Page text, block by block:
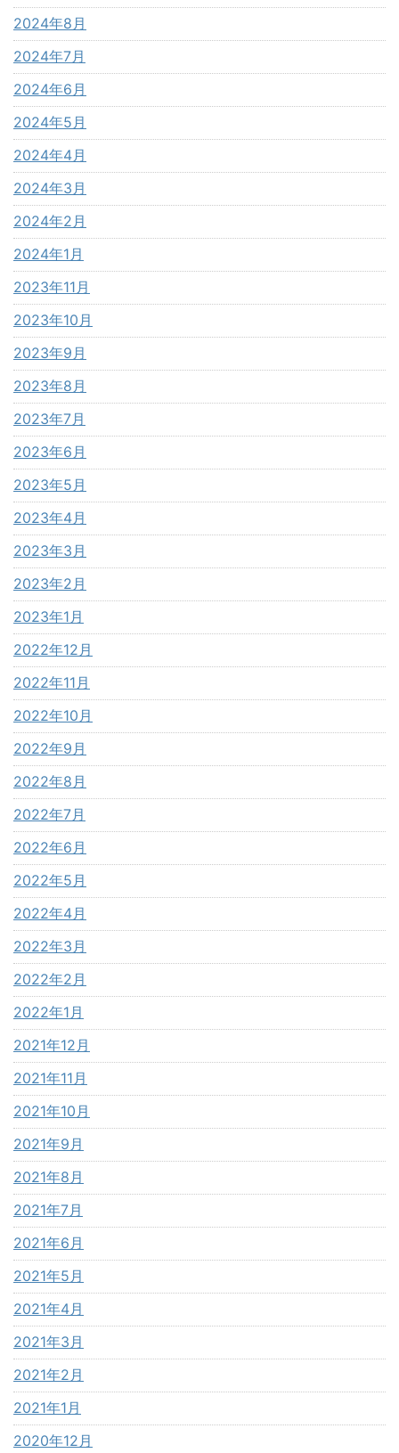
2024年8月
2024年7月
2024年6月
2024年5月
2024年4月
2024年3月
2024年2月
2024年1月
2023年11月
2023年10月
2023年9月
2023年8月
2023年7月
2023年6月
2023年5月
2023年4月
2023年3月
2023年2月
2023年1月
2022年12月
2022年11月
2022年10月
2022年9月
2022年8月
2022年7月
2022年6月
2022年5月
2022年4月
2022年3月
2022年2月
2022年1月
2021年12月
2021年11月
2021年10月
2021年9月
2021年8月
2021年7月
2021年6月
2021年5月
2021年4月
2021年3月
2021年2月
2021年1月
2020年12月